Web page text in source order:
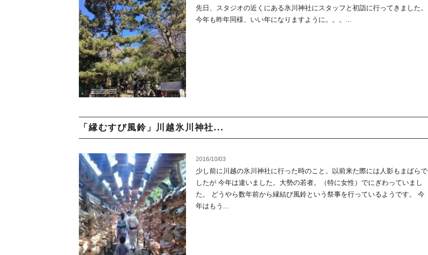
先日、スタジオの近くにある氷川神社にスタッフと初詣に行ってきました。
今年も昨年同様、いい年になりますように。。。...
「縁むすび風鈴」川越氷川神社...
2016/10/03
少し前に川越の氷川神社に行った時のこと。以前来た際には人影もまばらで
したが 今年は違いました。大勢の若者。（特に女性）でにぎわっていまし
た。 どうやら数年前から縁結び風鈴という祭事を行っているようです。 今
年はもう...